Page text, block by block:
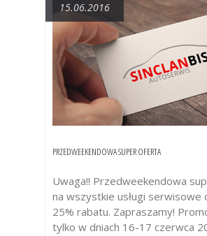
15.06.2016
PRZEDWEEKENDOWA SUPER OFERTA
Uwaga!! Przedweekendowa
na wszystkie usługi serwisowe
25% rabatu. Zapraszamy!
tylko w dniach 16-17 czerwca